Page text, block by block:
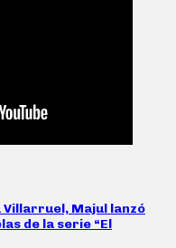
Majul lanzó
de la serie “El